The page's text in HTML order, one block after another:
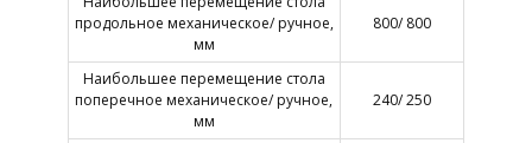
продольное механическое/ ручное,
мм
800/ 800
Наибольшее перемещение стола
поперечное механическое/ ручное,
мм
240/ 250